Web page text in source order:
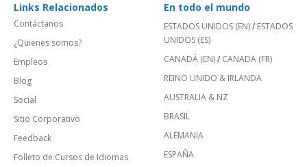
Links Relacionados
Contáctanos
¿Quienes somos?
Empleos
Blog
Social
Sitio Corporativo
Feedback
Folleto de Cursos de Idiomas
En todo el mundo
ESTADOS UNIDOS (EN)/ ESTADOS
UNIDOS (ES)
CANADÁ (EN)/ CANADA (FR)
REINO UNIDO & IRLANDA
AUSTRALIA & NZ
BRASIL
ALEMANIA
ESPAÑA